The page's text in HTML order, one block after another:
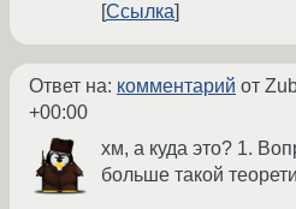
Ссылка
Ответ на: комментарий от
+00:00
хм, а куда это? 1.
больше такой